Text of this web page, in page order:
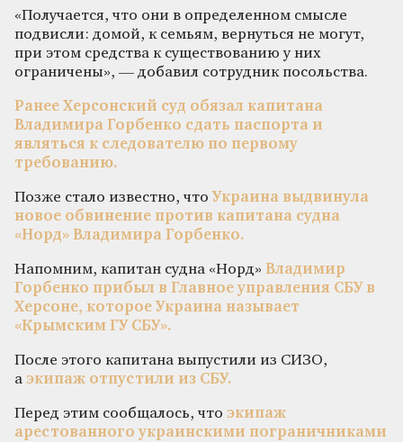
«Получается, что они в определенном смысле
подвисли: домой, к семьям, вернуться не могут,
при этом средства к существованию у них
ограничены», — добавил сотрудник посольства.
Ранее Херсонский суд обязал капитана
Владимира Горбенко сдать паспорта и
являться к следователю по первому
требованию.
Позже стало известно, что Украина выдвинула
новое обвинение против капитана судна
«Норд» Владимира Горбенко.
Напомним, капитан судна «Норд» Владимир
Горбенко прибыл в Главное управления СБУ в
Херсоне, которое Украина называет
«Крымским ГУ СБУ».
После этого капитана выпустили из СИЗО,
а экипаж отпустили из СБУ.
Перед этим сообщалось, что экипаж
арестованного украинскими пограничниками